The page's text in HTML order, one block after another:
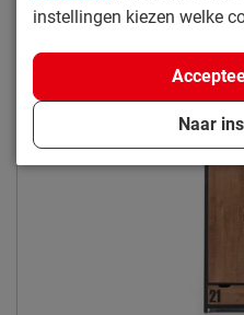
instellingen kiezen welke
Naar